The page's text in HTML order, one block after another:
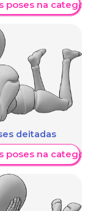
poses na
deitadas
poses na